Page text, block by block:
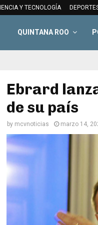
Y TECNOLOGÍA
QUINTANA ROO
Ebrard
de su país
by mcvnoticias marzo 14,